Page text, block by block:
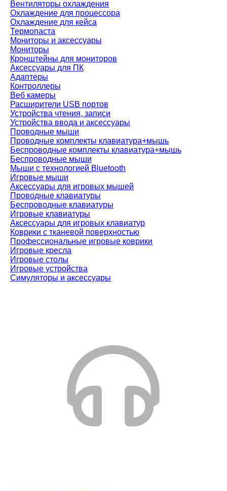
Вентиляторы охлаждения
Охлаждение для процессора
Охлаждение для кейса
Термопаста
Мониторы и аксессуары
Мониторы
Кронштейны для мониторов
Аксессуары для ПК
Адаптеры
Контроллеры
Веб камеры
Расширители USB портов
Устройства чтения, записи
Устройства ввода и аксессуары
Проводные мыши
Проводные комплекты клавиатура+мышь
Беспроводные комплекты клавиатура+мышь
Беспроводные мыши
Мыши с технологией Bluetooth
Игровые мыши
Аксессуары для игровых мышей
Проводные клавиатуры
Беспроводные клавиатуры
Игровые клавиатуры
Аксессуары для игровых клавиатур
Коврики с тканевой поверхностью
Профессиональные игровые коврики
Игровые кресла
Игровые столы
Игровые устройства
Симуляторы и аксессуары